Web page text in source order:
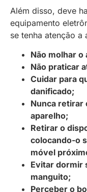
Além disso, deve
equipamento
se tenha atenção a
Não molhar
Não praticar
Cuidar para
danificado;
Nunca retirar
aparelho;
Retirar o
colocando-o
móvel
Evitar dormir
manguito;
Perceber o